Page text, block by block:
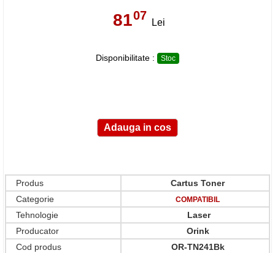
8107
Lei
Disponibilitate : Stoc
Produs
Cartus Toner
Categorie
COMPATIBIL
Tehnologie
Laser
Producator
Orink
Cod produs
OR-TN241Bk